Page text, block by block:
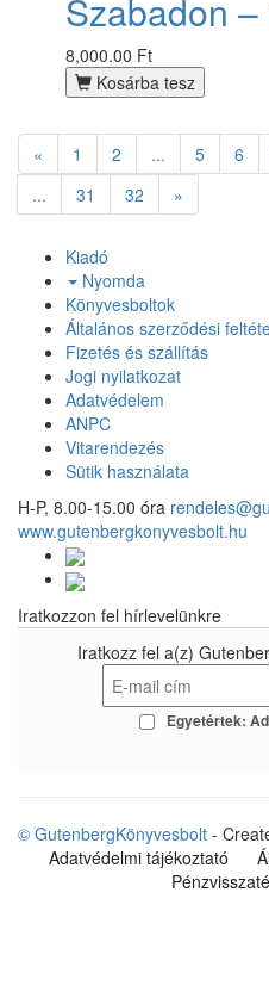
Szabadon –
8,000.00 Ft
Kosárba tesz
« 1 2 ... 5 6
...
31 32 »
Kiadó
Nyomda
Könyvesboltok
Általános szerződési
Fizetés és szállítás
Jogi nyilatkozat
Adatvédelem
ANPC
Vitarendezés
Sütik használata
H-P, 8.00-15.00 óra
www.gutenbergkonyvesbolt.hu
Iratkozzon fel hírlevelünkre
Iratkozz fel a(z)
Egyetértek:
© GutenbergKönyvesbolt -
Adatvédelmi tájékoztató